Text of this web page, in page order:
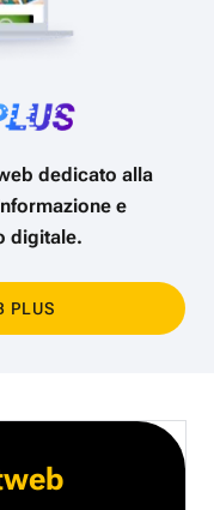
dedicato alla
e
digitale.
PLUS